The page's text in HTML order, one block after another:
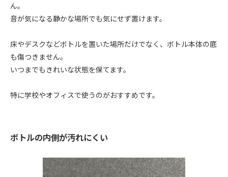
ん。
音が気になる静かな場所でも気にせず置けます。
床やデスクなどボトルを置いた場所だけでなく、ボトル本体の底
も傷つきません。
いつまでもきれいな状態を保てます。
特に学校やオフィスで使うのがおすすめです。
ボトルの内側が汚れにくい